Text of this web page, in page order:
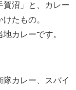
賀沼」と、カレー
たもの。
カレーです。
カレー、スパイ